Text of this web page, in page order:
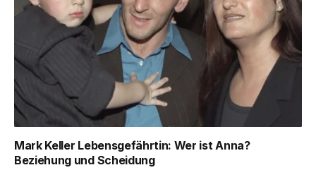
Mark Keller Lebensgefährtin: Wer ist Anna?
Beziehung und Scheidung